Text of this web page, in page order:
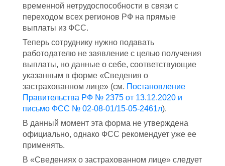
временной нетрудоспособности в связи с
переходом всех регионов РФ на прямые
выплаты из ФСС.
Теперь сотруднику нужно подавать
работодателю не заявление с целью получения
выплаты, но данные о себе, соответствующие
указанным в форме «Сведения о
застрахованном лице» (см. Постановление
Правительства РФ № 2375 от 13.12.2020 и
письмо ФСС № 02-08-01/15-05-2461л).
В данный момент эта форма не утверждена
официально, однако ФСС рекомендует уже ее
применять.
В «Сведениях о застрахованном лице» следует